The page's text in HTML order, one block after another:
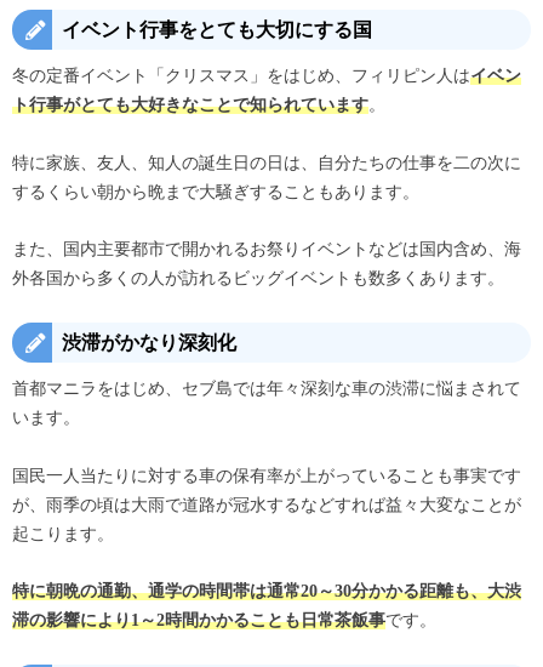
イベント行事をとても大切にする国
冬の定番イベント「クリスマス」をはじめ、フィリピン人はイベン
ト行事がとても大好きなことで知られています。
特に家族、友人、知人の誕生日の日は、自分たちの仕事を二の次に
するくらい朝から晩まで大騒ぎすることもあります。
また、国内主要都市で開かれるお祭りイベントなどは国内含め、海
外各国から多くの人が訪れるビッグイベントも数多くあります。
渋滞がかなり深刻化
首都マニラをはじめ、セブ島では年々深刻な車の渋滞に悩まされて
います。
国民一人当たりに対する車の保有率が上がっていることも事実です
が、雨季の頃は大雨で道路が冠水するなどすれば益々大変なことが
起こります。
特に朝晩の通勤、通学の時間帯は通常20～30分かかる距離も、大渋
滞の影響により1～2時間かかることも日常茶飯事です。